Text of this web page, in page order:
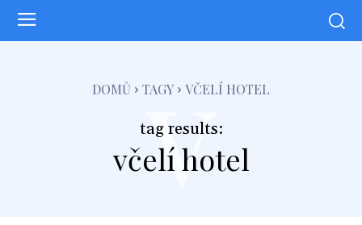
DOMŮ TAGY VČELÍ HOTEL
tag results:
včelí hotel
v